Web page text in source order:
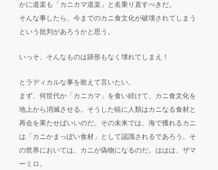
かに道楽も「カニカマ道楽」と名乗り直すべきだ。
そんな事したら、今までのカニ食文化が破壊されてしまう
という批判があろうかと思う。
いっそ、そんなものは跡形もなく壊れてしまえ！
とラディカルな事を敢えて言いたい。
まず、何世代か「カニカマ」を食い続けて、カニ食文化を
地上から消滅させる。そうした暁に人類はカニなる食材と
再会を果たせばいいのだ。その未来では、海で獲れるカニ
は「カニかまっぽい食材」として認識されるであろう。そ
の世界においては、カニが偽物になるのだ。ははは、ザマ
ーミロ。